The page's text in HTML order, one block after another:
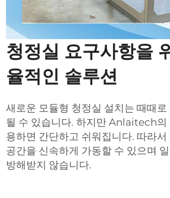
청정실 요구사항을
율적인 솔루션
새로운 모듈형 청정실 설치는 때때로
될 수 있습니다. 하지만 Anlaitech의
용하면 간단하고 쉬워집니다. 따라
공간을 신속하게 가동할 수 있으며
방해받지 않습니다.